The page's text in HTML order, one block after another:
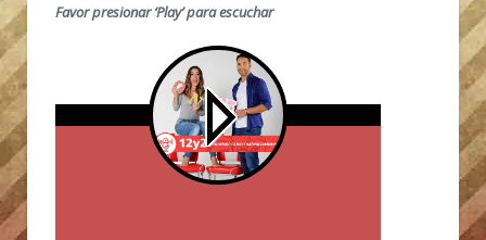
Favor presionar ‘Play’ para escuchar